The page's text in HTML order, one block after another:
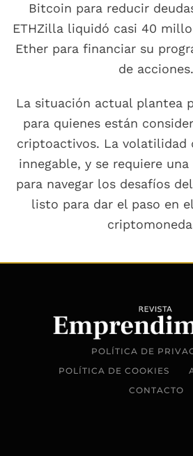
Bitcoin para reducir
ETHZilla liquidó casi 40
Ether para financiar su
de acciones.
La situación actual plantea
para quienes están
criptoactivos. La volatilidad
innegable, y se requiere
para navegar los desafíos
listo para dar el paso en
POLÍTICA DE
POLÍTICA DE COOKIES
CONTACTO